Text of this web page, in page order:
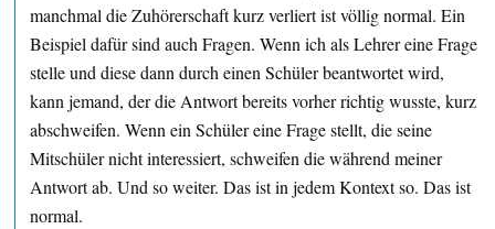
manchmal die Zuhörerschaft kurz verliert ist völlig normal. Ein
Beispiel dafür sind auch Fragen. Wenn ich als Lehrer eine Frage
stelle und diese dann durch einen Schüler beantwortet wird,
kann jemand, der die Antwort bereits vorher richtig wusste, kurz
abschweifen. Wenn ein Schüler eine Frage stellt, die seine
Mitschüler nicht interessiert, schweifen die während meiner
Antwort ab. Und so weiter. Das ist in jedem Kontext so. Das ist
normal.